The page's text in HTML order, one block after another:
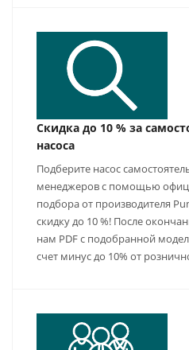
Скидка до 10 % за
насоса
Подберите насос
менеджеров с помощью
подбора от производителя
скидку до 10 %! После
нам PDF с подобранной
счет минус до 10% от